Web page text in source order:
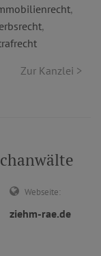
,
,
Zur Kanzlei >
Webseite:
ziehm-rae.de